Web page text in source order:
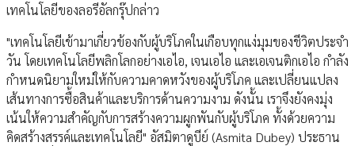
เทคโนโลยีของลอรีอัลกรุ๊ปกล่าว
"เทคโนโลยีเข้ามาเกี่ยวข้องกับผู้บริโภคในเกือบทุกแง่มุมของชีวิตประจำ
วัน โดยเทคโนโลยีพลิกโลกอย่างเอไอ, เจนเอไอ และเอเจนติกเอไอ กำลัง
กำหนดนิยามใหม่ให้กับความคาดหวังของผู้บริโภค และเปลี่ยนแปลง
เส้นทางการซื้อสินค้าและบริการด้านความงาม ดังนั้น เราจึงยังคงมุ่ง
เน้นให้ความสำคัญกับการสร้างความผูกพันกับผู้บริโภค ทั้งด้วยความ
คิดสร้างสรรค์และเทคโนโลยี" อัสมิตาดูบีย์ (Asmita Dubey) ประธาน